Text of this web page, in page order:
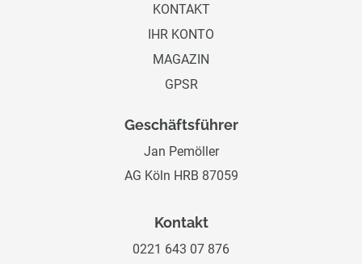
KONTAKT
IHR KONTO
MAGAZIN
GPSR
Geschäftsführer
Jan Pemöller
AG Köln HRB 87059
Kontakt
0221 643 07 876